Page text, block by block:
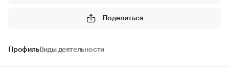
Поделиться
ПрофильВиды деятельности